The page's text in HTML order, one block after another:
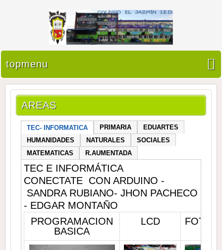
topmenu
AREAS
TEC- INFORMATICA PRIMARIA
EDUARTES
HUMANIDADES
NATURALES
SOCIALES
MATEMATICAS
R.AUMENTADA
TEC E INFORMÁTICA
CONECTATE CON ARDUINO -
SANDRA RUBIANO- JHON PACHECO
- EDGAR MONTAÑO
PROGRAMACION
BASICA
LCD